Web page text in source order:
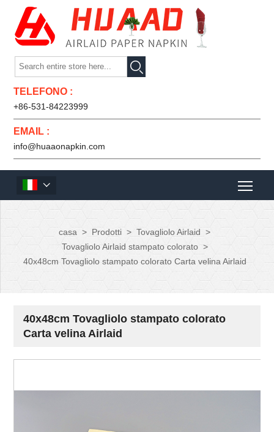

TELEFONO :
+86-531-84223999
EMAIL :
info@huaaonapkin.com

casa > Prodotti > Tovagliolo Airlaid >
Tovagliolo Airlaid stampato colorato >
40x48cm Tovagliolo stampato colorato Carta velina Airlaid
40x48cm Tovagliolo stampato colorato
Carta velina Airlaid